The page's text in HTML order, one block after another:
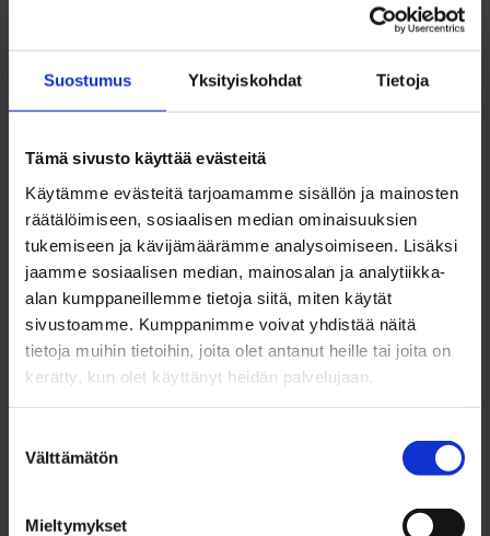
Suostumus Yksityiskohdat Tietoja
Tämä sivusto käyttää evästeitä
Käytämme evästeitä tarjoamamme sisällön ja mainosten
räätälöimiseen, sosiaalisen median ominaisuuksien
tukemiseen ja kävijämäärämme analysoimiseen. Lisäksi
jaamme sosiaalisen median, mainosalan ja analytiikka-
alan kumppaneillemme tietoja siitä, miten käytät
sivustoamme. Kumppanimme voivat yhdistää näitä
tietoja muihin tietoihin, joita olet antanut heille tai joita on
kerätty, kun olet käyttänyt heidän palvelujaan.
valinta
Välttämätön
Mieltymykset
Ideakuja 6, 90410
IS SOLD
FOR RENT
PLOT NUMBER
BLOCK NUMBER
CONSTRUCTION RIGHTS
10 177,74 €/v
Jukka Kangas, p. 044 703 2366